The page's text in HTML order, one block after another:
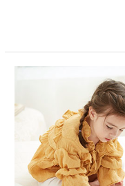
lanceert
Stick-
aantrekkelijk
magnetisch
kinderspeelgoed